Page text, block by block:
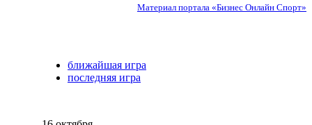
Материал портала «Бизнес Онлайн Спорт»
ближайшая игра
последняя игра